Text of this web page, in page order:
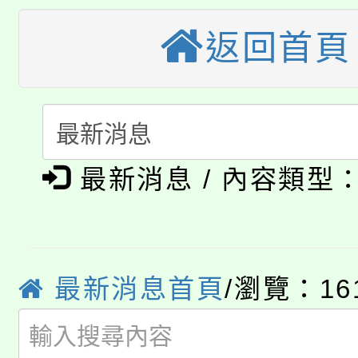
視費優惠，中低收入戶
半價優惠，詳情可洽有
者。
大園自造教育及科技中
份教師增能研習
大溪自造教育及科技
份教師研習
淨零綠生活教案入校路
會
115年食農教育專業人
程
「本色祭」8/29、30在
局官網。
8月14至27日，桃園電
開!
115年桃園市運動會8/
返回首頁
最新消息 / 內容類型
最新消息首頁/瀏覽：